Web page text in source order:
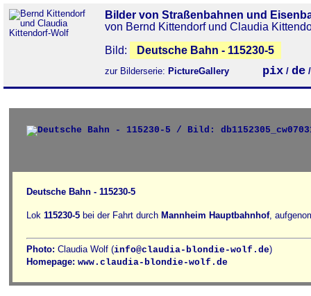
Bilder von Straßenbahnen und
von Bernd Kittendorf und Claudia
Bild:
Deutsche Bahn - 115230-5
zur Bilderserie: PictureGallery pix / de
Deutsche Bahn - 115230-5
Lok 115230-5 bei der Fahrt durch Mannheim Hauptbahnhof,
Photo: Claudia Wolf (info@claudia-blondie-wolf.de)
Homepage: www.claudia-blondie-wolf.de